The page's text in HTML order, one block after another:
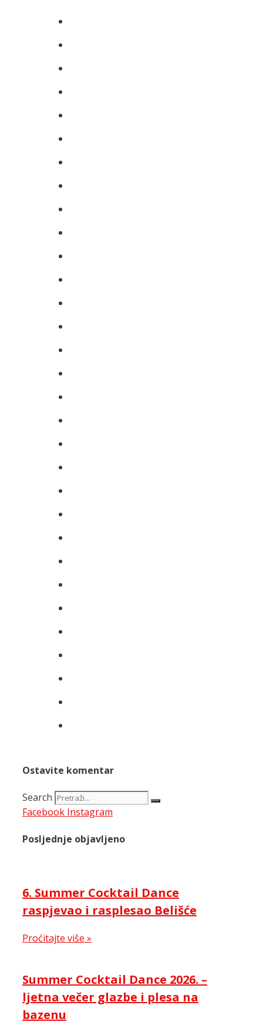
Ostavite komentar
Search
Facebook Instagram
Posljednje objavljeno
6. Summer Cocktail Dance
raspjevao i rasplesao Belišće
Proćitajte više »
Summer Cocktail Dance 2026. –
ljetna večer glazbe i plesa na
bazenu